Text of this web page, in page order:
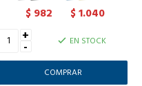
$ 982 $1.040
+
- EN STOCK